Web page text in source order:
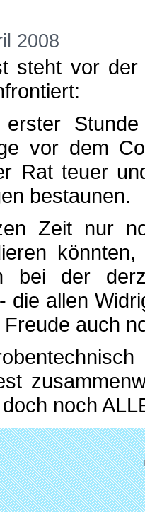
2008
steht vor
erster
vor dem
Rat teuer
bestaunen.
Zeit nur
bei der
die allen
auch
noch